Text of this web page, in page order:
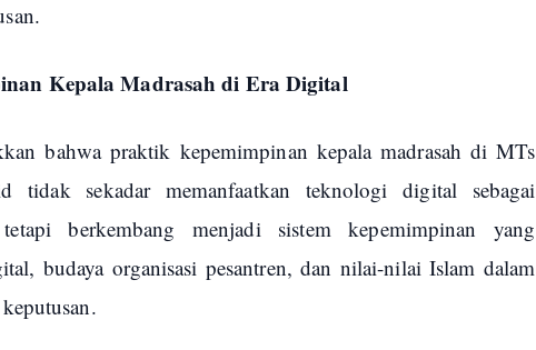
Kepala Madrasah di Era Digital
bahwa praktik kepemimpinan kepala madrasah di MTs
tidak sekadar memanfaatkan teknologi digital sebagai
berkembang menjadi sistem kepemimpinan yang
budaya organisasi pesantren, dan nilai-nilai Islam dalam